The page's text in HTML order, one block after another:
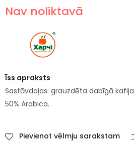
Nav noliktavā
Īss apraksts
Sastāvdaļas: grauzdēta dabīgā
50% Arabica.
Pievienot vēlmju sarakstam